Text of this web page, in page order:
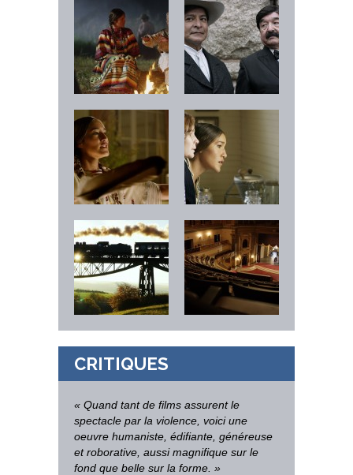
CRITIQUES
« Quand tant de films assurent le
spectacle par la violence, voici une
oeuvre humaniste, édifiante, généreuse
et roborative, aussi magnifique sur le
fond que belle sur la forme. »